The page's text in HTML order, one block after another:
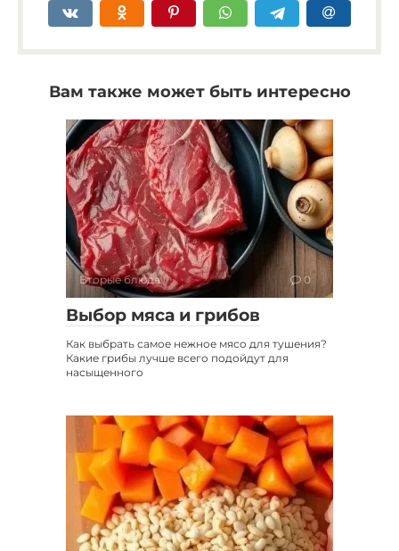
Вам также может быть интересно
Вторые блюда 0
Выбор мяса и грибов
Как выбрать самое нежное мясо для тушения?
Какие грибы лучше всего подойдут для
насыщенного